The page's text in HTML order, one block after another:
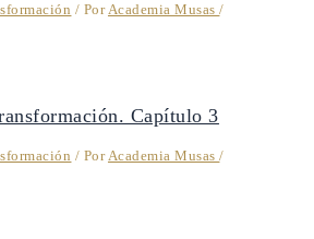
/ Por Academia Musas/
Capítulo 3
/ PorAcademia Musas/